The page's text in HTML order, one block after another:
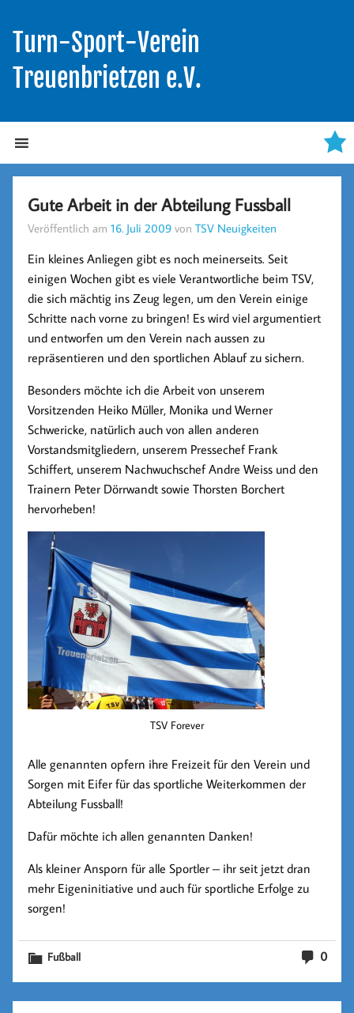
Turn-Sport-Verein
Treuenbrietzen e.V.
Gute Arbeit in der Abteilung Fussball
Veröffentlich am16. Juli 2009 vonTSV Neuigkeiten
Ein kleines Anliegen gibt es noch meinerseits. Seit
einigen Wochen gibt es viele Verantwortliche beim TSV,
die sich mächtig ins Zeug legen, um den Verein einige
Schritte nach vorne zu bringen! Es wird viel argumentiert
und entworfen um den Verein nach aussen zu
repräsentieren und den sportlichen Ablauf zu sichern.
Besonders möchte ich die Arbeit von unserem
Vorsitzenden Heiko Müller, Monika und Werner
Schwericke, natürlich auch von allen anderen
Vorstandsmitgliedern, unserem Pressechef Frank
Schiffert, unserem Nachwuchschef Andre Weiss und den
Trainern Peter Dörrwandt sowie Thorsten Borchert
hervorheben!
TSV Forever
Alle genannten opfern ihre Freizeit für den Verein und
Sorgen mit Eifer für das sportliche Weiterkommen der
Abteilung Fussball!
Dafür möchte ich allen genannten Danken!
Als kleiner Ansporn für alle Sportler – ihr seit jetzt dran
mehr Eigeninitiative und auch für sportliche Erfolge zu
sorgen!
0
Fußball